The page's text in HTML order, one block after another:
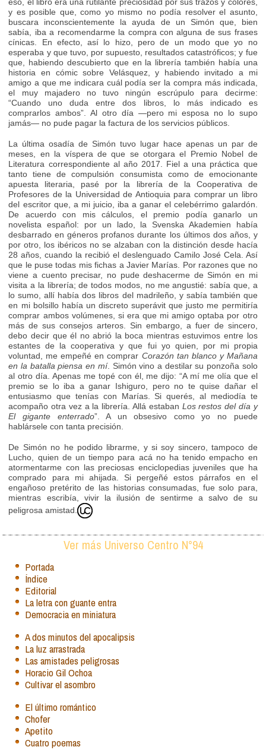
y es posible que, como yo mismo no podía resolver el asunto,
buscara inconscientemente la ayuda de un Simón que, bien
sabía, iba a recomendarme la compra con alguna de sus frases
cínicas. En efecto, así lo hizo, pero de un modo que yo no
esperaba y que tuvo, por supuesto, resultados catastróficos; y fue
que, habiendo descubierto que en la librería también había una
historia en cómic sobre Velásquez, y habiendo invitado a mi
amigo a que me indicara cuál podía ser la compra más indicada,
el muy majadero no tuvo ningún escrúpulo para decirme:
“Cuando uno duda entre dos libros, lo más indicado es
comprarlos ambos”. Al otro día —pero mi esposa no lo supo
jamás— no pude pagar la factura de los servicios públicos.
La última osadía de Simón tuvo lugar hace apenas un par de
meses, en la víspera de que se otorgara el Premio Nobel de
Literatura correspondiente al año 2017. Fiel a una práctica que
tanto tiene de compulsión consumista como de emocionante
apuesta literaria, pasé por la librería de la Cooperativa de
Profesores de la Universidad de Antioquia para comprar un libro
del escritor que, a mi juicio, iba a ganar el celebérrimo galardón.
De acuerdo con mis cálculos, el premio podía ganarlo un
novelista español: por un lado, la Svenska Akademien había
desbarrado en géneros profanos durante los últimos dos años, y
por otro, los ibéricos no se alzaban con la distinción desde hacía
28 años, cuando la recibió el deslenguado Camilo José Cela. Así
que le puse todas mis fichas a Javier Marías. Por razones que no
viene a cuento precisar, no pude deshacerme de Simón en mi
visita a la librería; de todos modos, no me angustié: sabía que, a
lo sumo, allí había dos libros del madrileño, y sabía también que
en mi bolsillo había un discreto superávit que justo me permitiría
comprar ambos volúmenes, si era que mi amigo optaba por otro
más de sus consejos arteros. Sin embargo, a fuer de sincero,
debo decir que él no abrió la boca mientras estuvimos entre los
estantes de la cooperativa y que fui yo quien, por mi propia
voluntad, me empeñé en comprar Corazón tan blanco y Mañana
en la batalla piensa en mí. Simón vino a destilar su ponzoña solo
al otro día. Apenas me topé con él, me dijo: “A mí me olía que el
premio se lo iba a ganar Ishiguro, pero no te quise dañar el
entusiasmo que tenías con Marías. Si querés, al mediodía te
acompaño otra vez a la librería. Allá estaban Los restos del día y
El gigante enterrado”. A un obsesivo como yo no puede
hablársele con tanta precisión.
De Simón no he podido librarme, y si soy sincero, tampoco de
Lucho, quien de un tiempo para acá no ha tenido empacho en
atormentarme con las preciosas enciclopedias juveniles que ha
comprado para mi ahijada. Si pergeñé estos párrafos en el
engañoso pretérito de las historias consumadas, fue solo para,
mientras escribía, vivir la ilusión de sentirme a salvo de su
peligrosa amistad.
Ver más Universo Centro N°94
Portada
Índice
Editorial
La letra con guante entra
Democracia en miniatura
A dos minutos del apocalipsis
La luz arrastrada
Las amistades peligrosas
Horacio Gil Ochoa
Cultivar el asombro
El último romántico
Chofer
Apetito
Cuatro poemas